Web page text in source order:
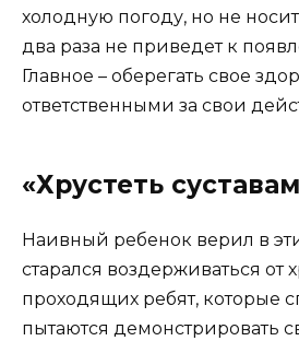
холодную погоду, но не
два раза не приведет к
Главное – оберегать свое
ответственными за свои
«Хрустеть
Наивный ребенок верил в
старался воздерживаться от
проходящих ребят, которые
пытаются демонстрировать